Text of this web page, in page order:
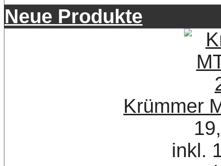
Neue Produkte
Krümmer
inkl.